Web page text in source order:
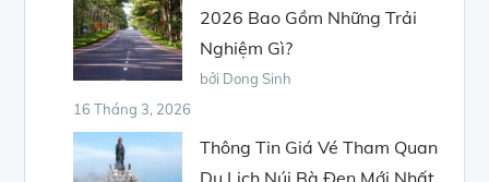
2026 Bao Gồm Những Trải
Nghiệm Gì?
bởi Dong Sinh
16 Tháng 3, 2026
Thông Tin Giá Vé Tham Quan